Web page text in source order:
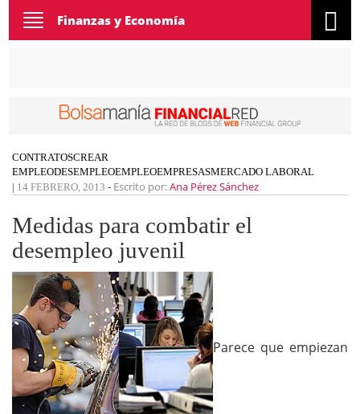
Toggle
navigation
Finanzas y Economía
CONTRATOSCREAR
EMPLEODESEMPLEOEMPLEOEMPRESASMERCADO LABORAL
| 14 FEBRERO, 2013 - Escrito por:Ana Pérez Sánchez
Medidas para combatir el
desempleo juvenil
Parece que empiezan